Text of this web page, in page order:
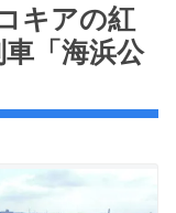
キアの紅
「海浜公